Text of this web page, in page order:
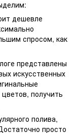
дешевле
спросом, как
представлены
искусственных
получить
полива,
просто